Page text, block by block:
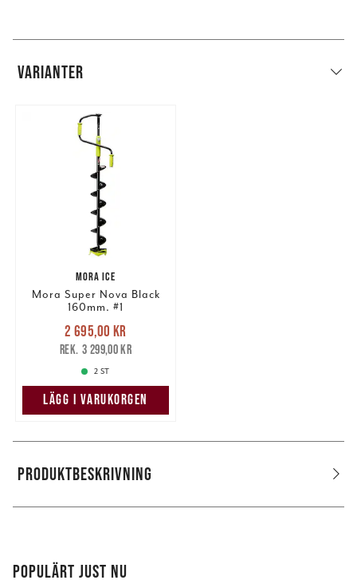
VARIANTER
MORA ICE
Mora Super Nova Black
160mm. #1
Nuvarande pris
2 695,00 krTidigare pris
3 299,00 kr
2 695,00 kr
3 299,00 kr
2 ST
LÄGG I VARUKORGEN
PRODUKTBESKRIVNING
POPULÄRT JUST NU